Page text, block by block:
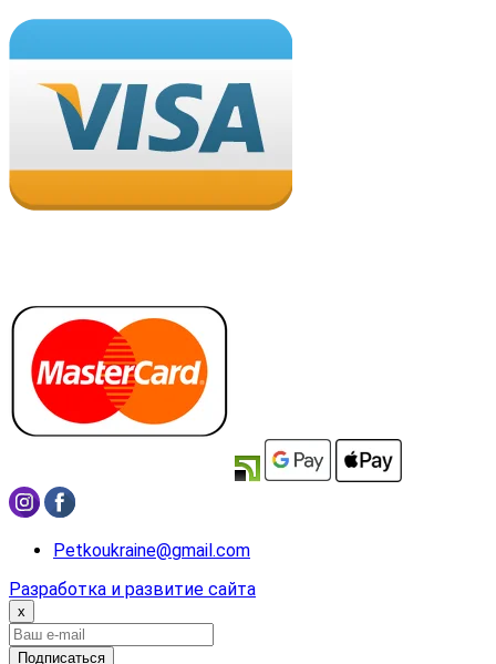
Petkoukraine@gmail.com
Разработка и развитие сайта
x